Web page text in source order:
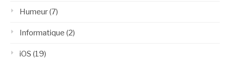
Humeur(7)
Informatique (2)
iOS (19)